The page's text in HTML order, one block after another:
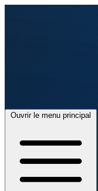
Ouvrir le menu principal